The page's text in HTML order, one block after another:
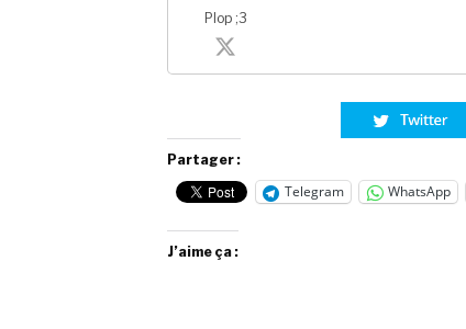
Plop ;3
Partager :
Telegram WhatsApp
J’aime ça :